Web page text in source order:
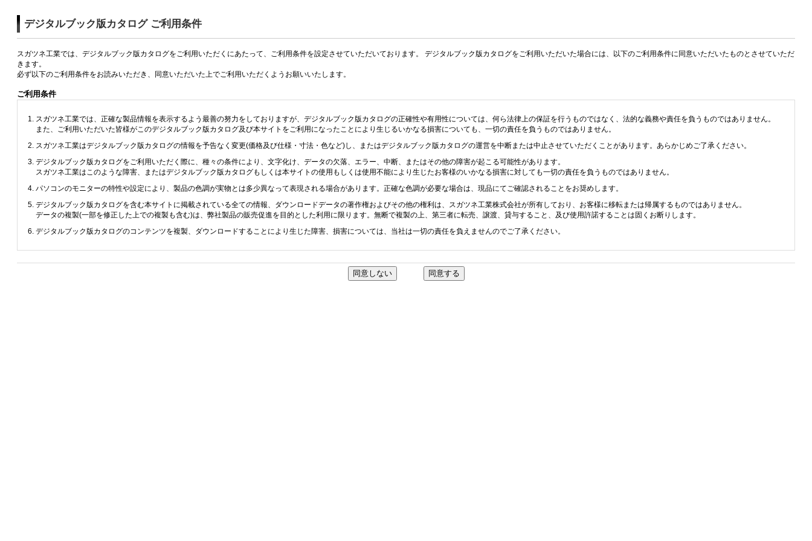
デジタルブック版カタログ ご利用条件
スガツネ工業では、デジタルブック版カタログをご利用いただくにあたって、ご利用条件を設定させていただいております。 デジタルブック版カタログをご利用いただいた場合には、以下のご利用条件に同意いただいたものとさせていただ
きます。
必ず以下のご利用条件をお読みいただき、同意いただいた上でご利用いただくようお願いいたします。
ご利用条件
スガツネ工業では、正確な製品情報を表示するよう最善の努力をしておりますが、デジタルブック版カタログの正確性や有用性については、何ら法律上の保証を行うものではなく、法的な義務や責任を負うものではありません。
また、ご利用いただいた皆様がこのデジタルブック版カタログ及び本サイトをご利用になったことにより生じるいかなる損害についても、一切の責任を負うものではありません。
スガツネ工業はデジタルブック版カタログの情報を予告なく変更(価格及び仕様・寸法・色など)し、またはデジタルブック版カタログの運営を中断または中止させていただくことがあります。あらかじめご了承ください。
デジタルブック版カタログをご利用いただく際に、種々の条件により、文字化け、データの欠落、エラー、中断、またはその他の障害が起こる可能性があります。
スガツネ工業はこのような障害、またはデジタルブック版カタログもしくは本サイトの使用もしくは使用不能により生じたお客様のいかなる損害に対しても一切の責任を負うものではありません。
パソコンのモニターの特性や設定により、製品の色調が実物とは多少異なって表現される場合があります。正確な色調が必要な場合は、現品にてご確認されることをお奨めします。
デジタルブック版カタログを含む本サイトに掲載されている全ての情報、ダウンロードデータの著作権およびその他の権利は、スガツネ工業株式会社が所有しており、お客様に移転または帰属するものではありません。
データの複製(一部を修正した上での複製も含む)は、弊社製品の販売促進を目的とした利用に限ります。無断で複製の上、第三者に転売、譲渡、貸与すること、及び使用許諾することは固くお断りします。
デジタルブック版カタログのコンテンツを複製、ダウンロードすることにより生じた障害、損害については、当社は一切の責任を負えませんのでご了承ください。